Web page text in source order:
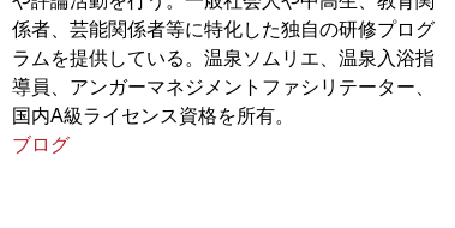
係者、芸能関係者等に特化した独自の研修プログ
ラムを提供している。温泉ソムリエ、温泉入浴指
導員、アンガーマネジメントファシリテーター、
国内A級ライセンス資格を所有。
ブログ